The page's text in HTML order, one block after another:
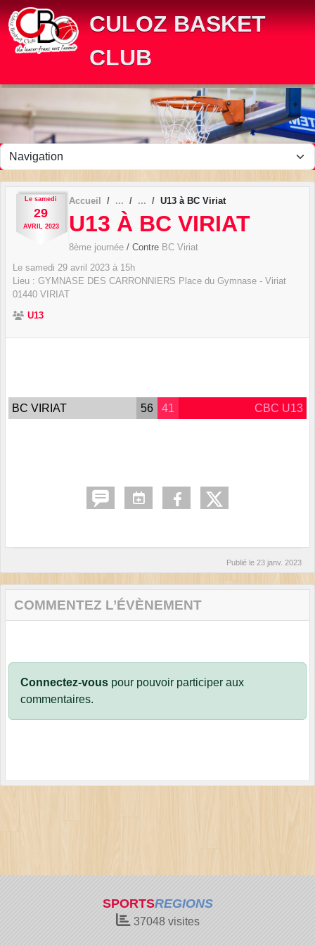
CULOZ BASKET
CLUB
Le samedi
29
AVRIL 2023
Accueil U13 à BC Viriat
U13 À BC VIRIAT
8ème journée / Contre BC Viriat
Le samedi 29 avril 2023 à 15h
Lieu : GYMNASE DES CARRONNIERS Place du Gymnase - Viriat
01440 VIRIAT
U13
BC VIRIAT 56 41 CBC U13
Publié le 23 janv. 2023
COMMENTEZ L’ÉVÈNEMENT
Connectez-vous pour pouvoir participer aux
commentaires.
SPORTSREGIONS
37048visites
Panneau de gestion des cookies